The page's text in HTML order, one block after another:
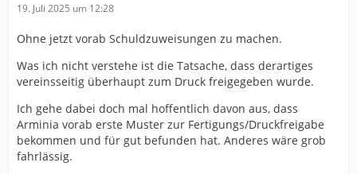
19. Juli 2025 um 12:28
Ohne jetzt vorab Schuldzuweisungen zu machen.
Was ich nicht verstehe ist die Tatsache, dass derartiges
vereinsseitig überhaupt zum Druck freigegeben wurde.
Ich gehe dabei doch mal hoffentlich davon aus, dass
Arminia vorab erste Muster zur Fertigungs/Druckfreigabe
bekommen und für gut befunden hat. Anderes wäre grob
fahrlässig.